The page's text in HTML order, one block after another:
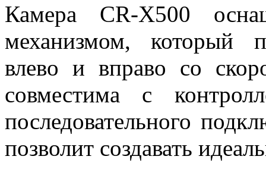
Камера CR-X500
механизмом, который
влево и вправо со
совместима с
последовательного
позволит создавать